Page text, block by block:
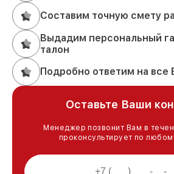
Составим точную смету
Выдадим персональный
талон
Подробно ответим на
Оставьте Ваши
Менеджер позвонит Вам в
проконсультирует по